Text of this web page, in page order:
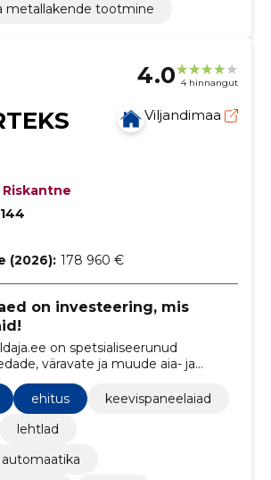
metallakende tootmine
4.0 4 hinnangut
Viljandimaa
Riskantne
(2026): 178 960 €
on investeering, mis
on spetsialiseerunud
väravate ja muude aia- ja
ning paigaldamisele.
ehitus
keevispaneelaiad
lehtlad